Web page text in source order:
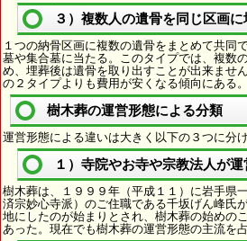
３）複数人の遺骨を同じ区画に
１つの納骨区画に複数の遺骨をまとめて共同
墓や集合墓に当たる。このタイプでは、複数
め、埋葬後は遺骨を取り出すことが出来ませ
の２タイプよりも費用が安くなる傾向にある。
樹木葬の運営形態による分類
運営形態による違いは大きく以下の３つに分け
１）寺院やお寺や宗教法人が運
樹木葬は、１９９９年（平成１１）に岩手県
済宗妙心寺派）のご住職である千坂げん峰氏
地にしたのが始まりとされ、樹木葬の始めの
あった。現在でも樹木葬の運営形態の主流を占